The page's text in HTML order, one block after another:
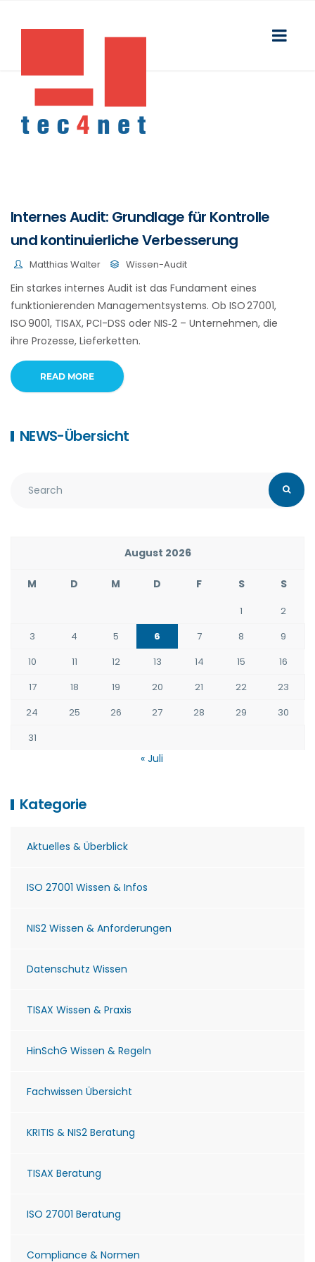
Internes Audit: Grundlage für Kontrolle
und kontinuierliche Verbesserung
Matthias Walter Wissen-Audit
Ein starkes internes Audit ist das Fundament eines
funktionierenden Managementsystems. Ob ISO 27001,
ISO 9001, TISAX, PCI-DSS oder NIS‑2 – Unternehmen, die
ihre Prozesse, Lieferketten.
READ MORE
NEWS-Übersicht
August 2026
M D M D F S S
1
2
3
4 5 6 7 8
9
10
11 12 13 14 15
16
17
18 19 20 21 22
23
24
25 26 27 28 29
30
31
« Juli
Kategorie
Aktuelles & Überblick
ISO 27001 Wissen & Infos
NIS2 Wissen & Anforderungen
Datenschutz Wissen
TISAX Wissen & Praxis
HinSchG Wissen & Regeln
Fachwissen Übersicht
KRITIS & NIS2 Beratung
TISAX Beratung
ISO 27001 Beratung
Compliance & Normen